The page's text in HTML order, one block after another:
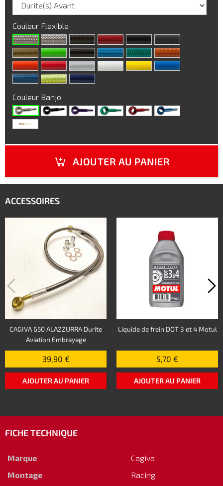
Couleur Flexible
Couleur Banjo
AJOUTER AU PANIER
ACCESSOIRES
CAGIVA 650 ALAZZURRA Durite
Aviation Embrayage
39,90 €
AJOUTER AU PANIER
Liquide de frein DOT 3 et 4 Motul
5,70 €
AJOUTER AU PANIER
FICHE TECHNIQUE
Marque
Cagiva
Montage
Racing